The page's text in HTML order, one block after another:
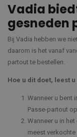
Vadia
gesneden
Bij Vadia hebben we
daarom is het vanaf
partout te bestellen.
Hoe u dit doet, leest
Wanneer u bent
Passe-partout
Wanneer u in
meest